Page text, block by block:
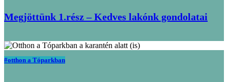
Megjöttünk 1.rész – Kedves lakónk gondolatai
#otthon a Tóparkban